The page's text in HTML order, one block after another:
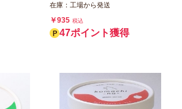
在庫：工場から発送
￥935 税込
47ポイント獲得